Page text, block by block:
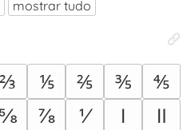
mostrar tudo
⅔ ⅕ ⅖ ⅗
⅘
⅝ ⅞ ⅟ Ⅰ
Ⅱ